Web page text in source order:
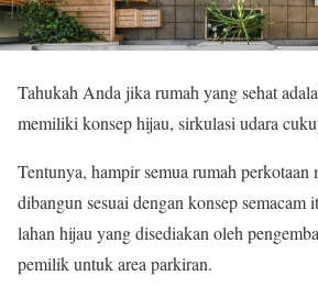
Tahukah Anda jika rumah yang sehat
memiliki konsep hijau, sirkulasi udara
Tentunya, hampir semua rumah perkotaan
dibangun sesuai dengan konsep semacam
lahan hijau yang disediakan oleh
pemilik untuk area parkiran.